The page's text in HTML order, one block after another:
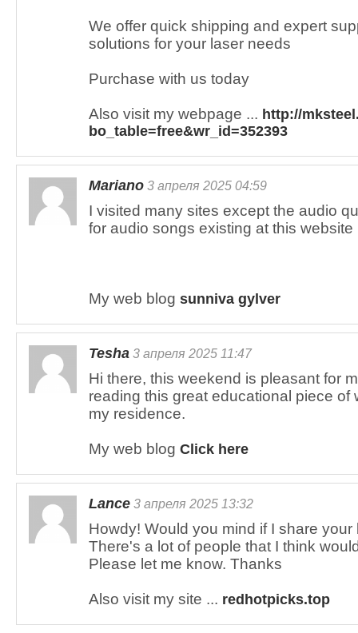
We offer quick shipping and expert
solutions for your laser needs
Purchase with us today
Also visit my webpage ... http://
bo_table=free&wr_id=352393
Mariano 3 апреля 2025 04:59
I visited many sites except the audio
for audio songs existing at this
My web blog sunniva gylver
Tesha 3 апреля 2025 11:47
Hi there, this weekend is pleasant for
reading this great educational piece of
my residence.
My web blog Click here
Lance 3 апреля 2025 13:32
Howdy! Would you mind if I share
There's a lot of people that I think
Please let me know. Thanks
Also visit my site ... redhotpicks.top